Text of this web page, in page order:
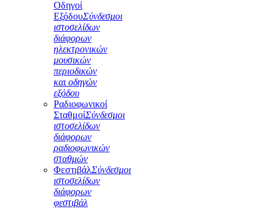
Οδηγοί
ΕξόδουΣύνδεσμοι
ιστοσελίδων
διάφορων
ηλεκτρονικών
μουσικών
περιοδικών
και οδηγών
εξόδου
Ραδιοφωνικοί
ΣταθμοίΣύνδεσμοι
ιστοσελίδων
διάφορων
ραδιοφωνικών
σταθμών
ΦεστιβάλΣύνδεσμοι
ιστοσελίδων
διάφορων
φεστιβάλ